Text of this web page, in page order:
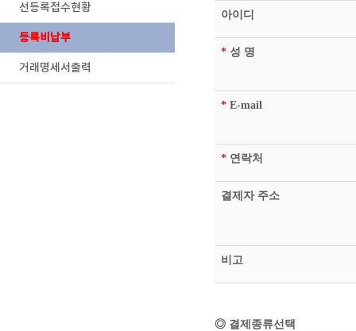
선등록접수현황
등록비납부
거래명세서출력
아이디
* 성 명
* E-mail
* 연락처
결제자 주소
비고
◎ 결제종류선택